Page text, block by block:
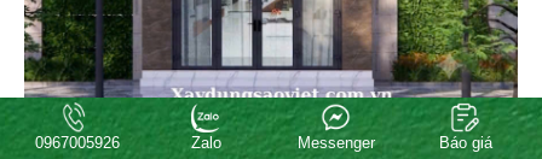
0967005926 Zalo Messenger Báo giá